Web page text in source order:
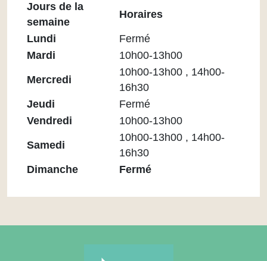
Horaires
Médiathèque
Jours de la
semaine
Horaires
Lundi
Fermé
Mardi
10h00-13h00
Mercredi
10h00-13h00 , 14h00-
16h30
Jeudi
Fermé
Vendredi
10h00-13h00
Samedi
10h00-13h00 , 14h00-
16h30
Dimanche
Fermé